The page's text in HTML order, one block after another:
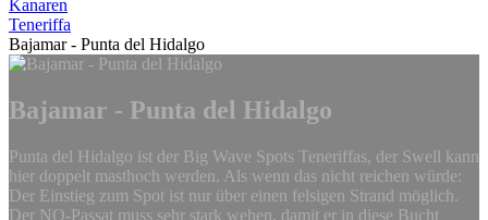
Kanaren
Teneriffa
Bajamar - Punta del Hidalgo
Bajamar - Punta del Hidalgo
Punta del Hidalgo ist der Big Wave Spots Teneriffas, der Swell kann
hier doppelt masthoch werden. Als wenn das nicht reichen würde:
Der Einstieg zum Spot ist nur über einen felsigen Strand möglich.
Der NO-Passat muss sehr stark wehen, damit er in diese Bucht